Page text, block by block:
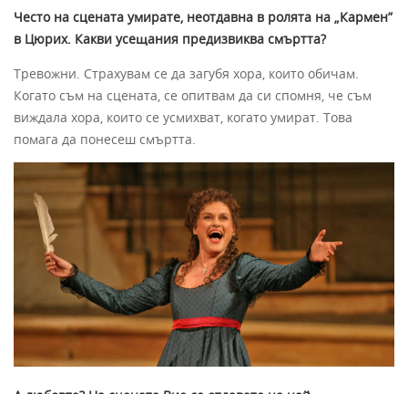
Често на сцената умирате, неотдавна в ролята на „Кармен”
в Цюрих. Какви усещания предизвиква смъртта?
Тревожни. Страхувам се да загубя хора, които обичам.
Когато съм на сцената, се опитвам да си спомня, че съм
виждала хора, които се усмихват, когато умират. Това
помага да понесеш смъртта.